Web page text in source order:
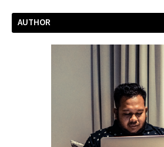
AUTHOR